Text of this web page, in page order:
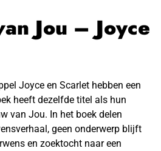
Jou – Joyce
Joyce en Scarlet hebben een
heeft dezelfde titel als hun
van Jou. In het boek delen
geen onderwerp blijft
en zoektocht naar een